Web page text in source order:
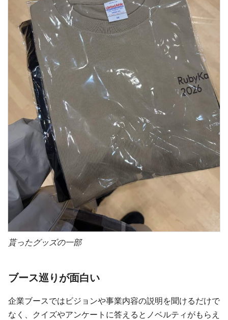
貰ったグッズの一部
ブース巡りが面白い
企業ブースではビジョンや事業内容の説明を聞けるだけで
なく、クイズやアンケートに答えるとノベルティがもらえ